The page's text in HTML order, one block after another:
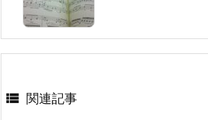
 関連記事